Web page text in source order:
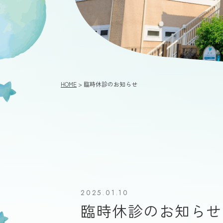
HOME > 臨時休診のお知らせ
2025.01.10
臨時休診のお知らせ